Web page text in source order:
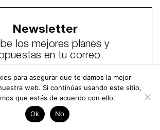
Newsletter
los mejores planes y
en tu correo
para asegurar que te damos la mejor
web. Si continúas usando este sitio,
que estás de acuerdo con ello.
Ok
No